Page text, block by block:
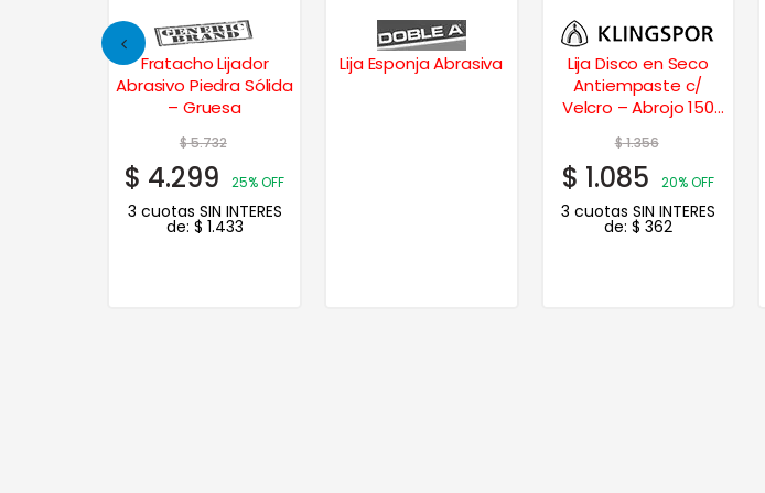
Fratacho Lijador
Abrasivo Piedra Sólida
– Gruesa
$5.732
$ 4.299 25% OFF
3 cuotas SIN INTERES
de: $ 1.433
Lija Esponja Abrasiva
Lija Disco en Seco
Antiempaste c/
Velcro – Abrojo 150
$1.356
$ 1.085 20% OFF
3 cuotas SIN INTERES
de: $ 362